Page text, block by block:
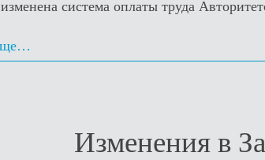
система оплаты труда
Изменения в